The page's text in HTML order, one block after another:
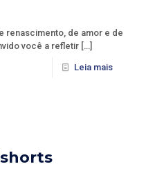
renascimento, de amor e de
você a refletir […]
Leia mais